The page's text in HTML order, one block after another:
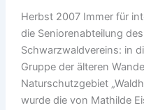
Herbst 2007 Immer für
die Seniorenabteilung
Schwarzwaldvereins: in
Gruppe der älteren
Naturschutzgebiet
wurde die von Mathilde